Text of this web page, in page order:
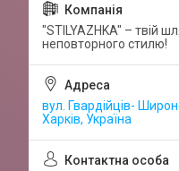
"STILYAZHKA" – твій
неповторного стилю!
вул. Гвардійців-
Харків, Україна